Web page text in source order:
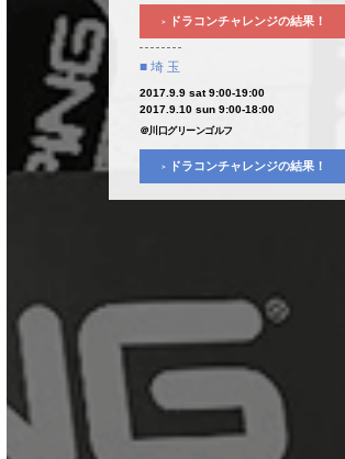
> ドラコンチャレンジの結果！
■ 埼 玉
2017.9.9 sat 9:00-19:00
2017.9.10 sun 9:00-18:00
＠川口グリーンゴルフ
> ドラコンチャレンジの結果！